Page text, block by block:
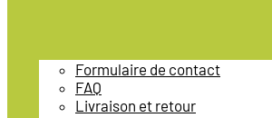
Formulaire de contact
FAQ
Livraison et retour